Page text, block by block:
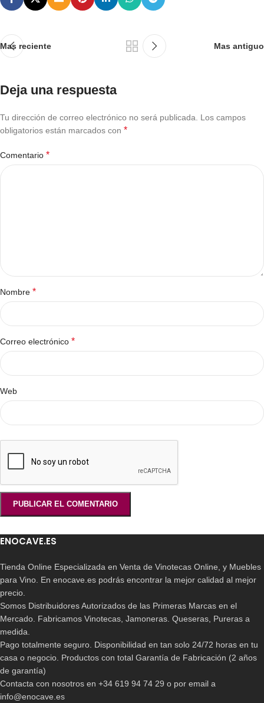
Mas reciente Mas antiguo
Deja una respuesta
Tu dirección de correo electrónico no será publicada.
Los campos
obligatorios están marcados con *
Comentario *
Nombre *
Correo electrónico *
Web
ENOCAVE.ES
Tienda Online Especializada en Venta de Vinotecas Online, y Muebles
para Vino. En enocave.es podrás encontrar la mejor calidad al mejor
precio.
Somos Distribuidores Autorizados de las Primeras Marcas en el
Mercado. Fabricamos Vinotecas, Jamoneras. Queseras, Pureras a
medida.
Pago totalmente seguro. Disponibilidad en tan solo 24/72 horas en tu
casa o negocio. Productos con total Garantía de Fabricación (2 años
de garantía)
Contacta con nosotros en +34 619 94 74 29 o por email a
info@enocave.es